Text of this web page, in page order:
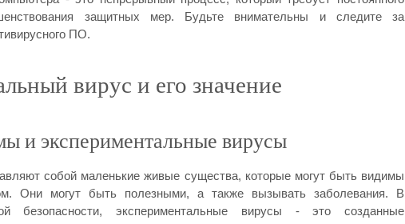
защитных мер. Будьте внимательны и следите за
ПО.
вирус и его значение
и экспериментальные вирусы
собой маленькие живые существа, которые могут быть видимы
Они могут быть полезными, а также вызывать заболевания. В
безопасности, экспериментальные вирусы - это созданные